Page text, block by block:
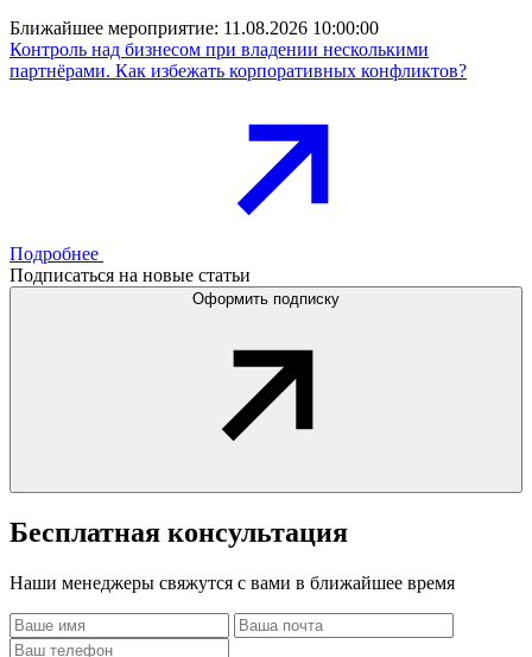
Ближайшее мероприятие: 11.08.2026 10:00:00
Контроль над бизнесом при владении несколькими
партнёрами. Как избежать корпоративных конфликтов?
Подробнее
Подписаться на новые статьи
Оформить подписку
Бесплатная консультация
Наши менеджеры свяжутся с вами в ближайшее время